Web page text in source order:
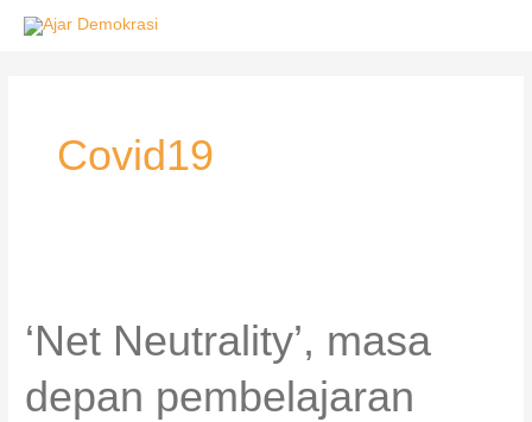
Covid19
‘Net Neutrality’, masa
depan pembelajaran
masa
depan
atas